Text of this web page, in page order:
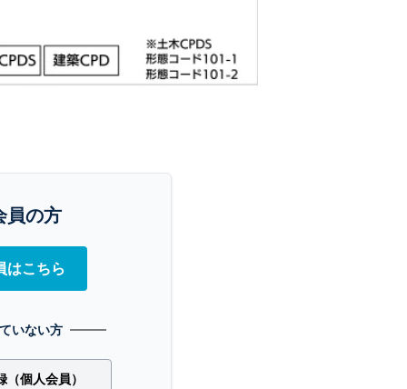
員の方
はこちら
いない方
個人会員）